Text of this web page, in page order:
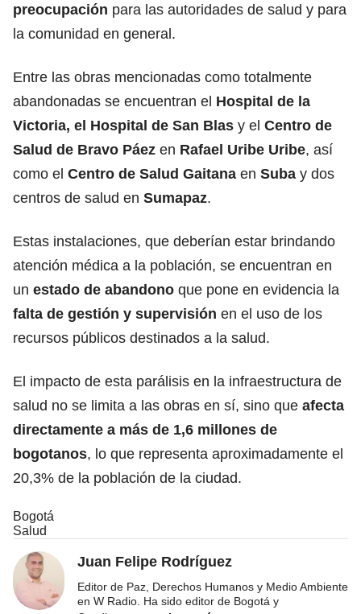
preocupación para las autoridades de salud y para
la comunidad en general.
Entre las obras mencionadas como totalmente
abandonadas se encuentran el Hospital de la
Victoria, el Hospital de San Blas y el Centro de
Salud de Bravo Páez en Rafael Uribe Uribe, así
como el Centro de Salud Gaitana en Suba y dos
centros de salud en Sumapaz.
Estas instalaciones, que deberían estar brindando
atención médica a la población, se encuentran en
un estado de abandono que pone en evidencia la
falta de gestión y supervisión en el uso de los
recursos públicos destinados a la salud.
El impacto de esta parálisis en la infraestructura de
salud no se limita a las obras en sí, sino que afecta
directamente a más de 1,6 millones de
bogotanos, lo que representa aproximadamente el
20,3% de la población de la ciudad.
Bogotá
Salud
Juan Felipe Rodríguez
Editor de Paz, Derechos Humanos y Medio Ambiente
en W Radio. Ha sido editor de Bogotá y